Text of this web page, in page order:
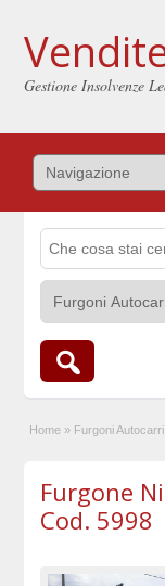
Gestione Insolvenze
Home » Furgoni
Furgone
Cod. 5998